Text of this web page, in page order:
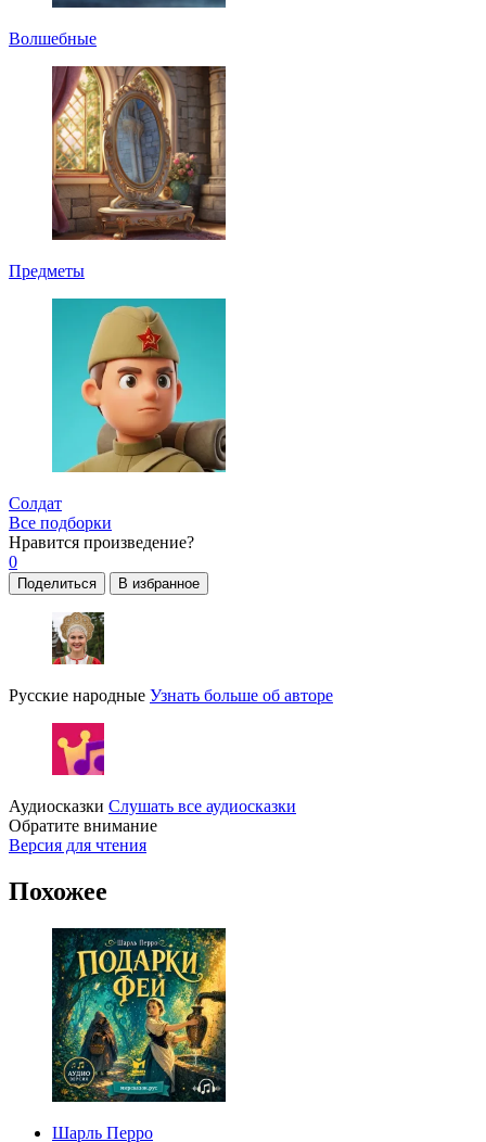
Волшебные
Предметы
Солдат
Все подборки
Нравится произведение?
0
Поделиться В избранное
Русские народные Узнать больше об авторе
Аудиосказки Слушать все аудиосказки
Обратите внимание
Версия для чтения
Похожее
Шарль Перро